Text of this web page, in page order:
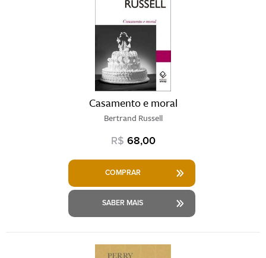
Casamento e moral
Bertrand Russell
R$ 68,00
COMPRAR
SABER MAIS